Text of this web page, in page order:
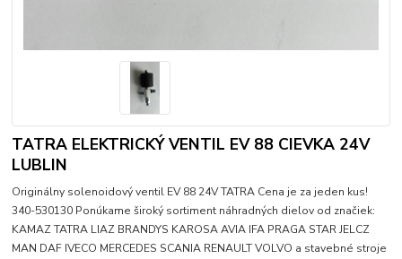
TATRA ELEKTRICKÝ VENTIL EV 88 CIEVKA 24V
LUBLIN
Originálny solenoidový ventil EV 88 24V TATRA Cena je za jeden kus!
340-530130 Ponúkame široký sortiment náhradných dielov od značiek:
KAMAZ TATRA LIAZ BRANDYS KAROSA AVIA IFA PRAGA STAR JELCZ
MAN DAF IVECO MERCEDES SCANIA RENAULT VOLVO a stavebné stroje